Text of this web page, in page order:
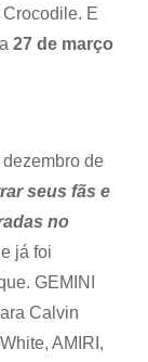
Crocodile. E
27 de março
de
seus fãs e
no
já foi
GEMINI
Calvin
AMIRI,